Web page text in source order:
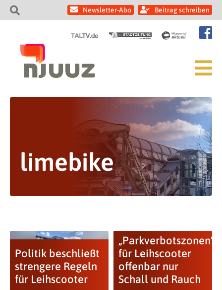
Newsletter-Abo Beitrag schreiben
limebike
Politik beschließt
strengere Regeln
für Leihscooter
„Parkverbotszonen“
für Leihscooter
offenbar nur
Schall und Rauch